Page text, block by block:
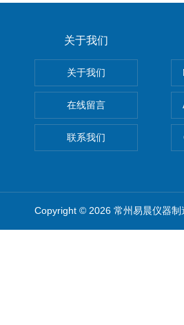
关于我们
关于我们
在线留言
联系我们
Copyright © 2026 常州易晨仪器